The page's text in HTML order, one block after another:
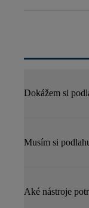
Dokážem si
Musím si
Aké nástroje